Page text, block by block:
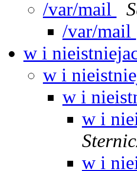
/var/mail
/var/mail
w i
w i
w i
w i
w i